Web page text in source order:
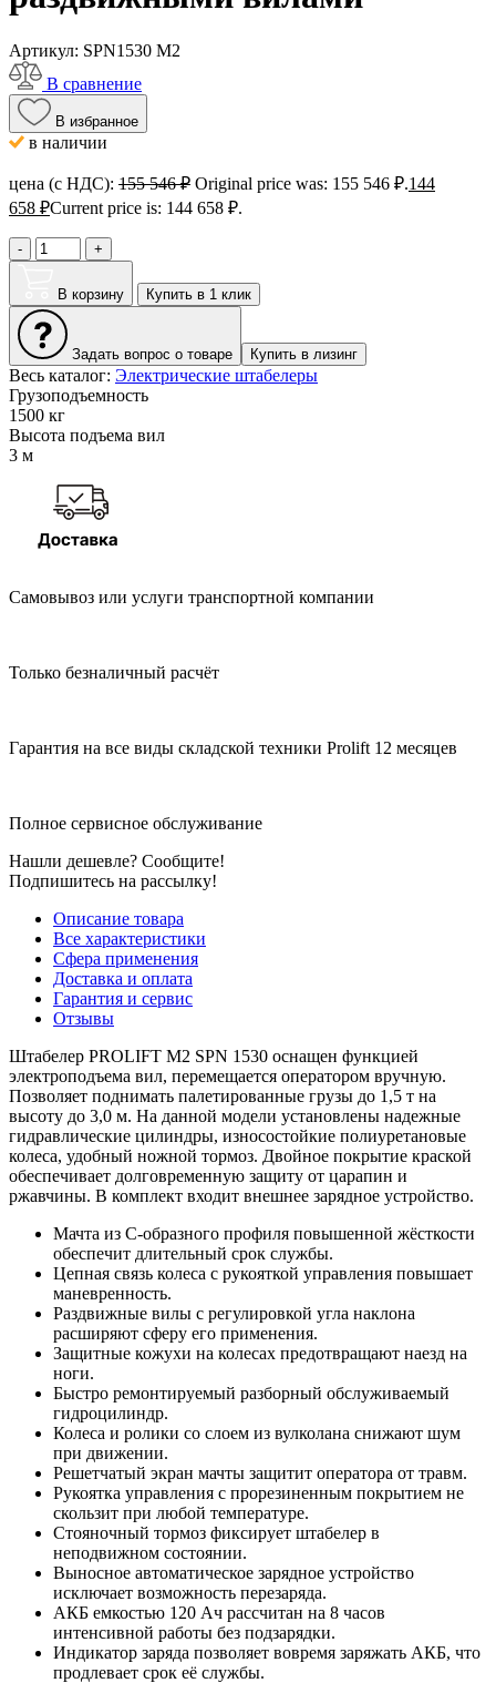
Артикул: SPN1530 M2
В сравнение
В избранное
в наличии
цена (с НДС): 155 546₽ Original price was: 155 546 ₽.144
658 ₽Current price is: 144 658 ₽.
- +
В корзину Купить в 1 клик
Задать вопрос о товаре Купить в лизинг
Весь каталог: Электрические штабелеры
Грузоподъемность
1500 кг
Высота подъема вил
3 м
Самовывоз или услуги транспортной компании
Только безналичный расчёт
Гарантия на все виды складской техники Prolift 12 месяцев
Полное сервисное обслуживание
Нашли дешевле? Сообщите!
Подпишитесь на рассылку!
Описание товара
Все характеристики
Сфера применения
Доставка и оплата
Гарантия и сервис
Отзывы
Штабелер PROLIFT M2 SPN 1530 оснащен функцией
электроподъема вил, перемещается оператором вручную.
Позволяет поднимать палетированные грузы до 1,5 т на
высоту до 3,0 м. На данной модели установлены надежные
гидравлические цилиндры, износостойкие полиуретановые
колеса, удобный ножной тормоз. Двойное покрытие краской
обеспечивает долговременную защиту от царапин и
ржавчины. В комплект входит внешнее зарядное устройство.
Мачта из С-образного профиля повышенной жёсткости
обеспечит длительный срок службы.
Цепная связь колеса с рукояткой управления повышает
маневренность.
Раздвижные вилы с регулировкой угла наклона
расширяют сферу его применения.
Защитные кожухи на колесах предотвращают наезд на
ноги.
Быстро ремонтируемый разборный обслуживаемый
гидроцилиндр.
Колеса и ролики со слоем из вулколана снижают шум
при движении.
Решетчатый экран мачты защитит оператора от травм.
Рукоятка управления с прорезиненным покрытием не
скользит при любой температуре.
Стояночный тормоз фиксирует штабелер в
неподвижном состоянии.
Выносное автоматическое зарядное устройство
исключает возможность перезаряда.
АКБ емкостью 120 Ач рассчитан на 8 часов
интенсивной работы без подзарядки.
Индикатор заряда позволяет вовремя заряжать АКБ, что
продлевает срок её службы.